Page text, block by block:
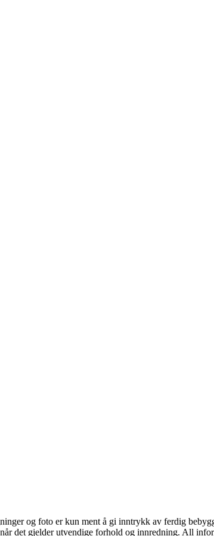
og foto er kun ment å gi inntrykk av ferdig
det gjelder utvendige forhold og innredning. All